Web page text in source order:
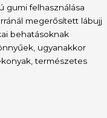
gumi felhasználása
megerősített lábujj
behatásoknak
ugyanakkor
természetes